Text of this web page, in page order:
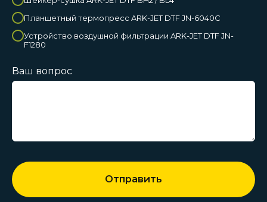
Планшетный термопресс ARK-JET DTF JN-6040С
Устройство воздушной фильтрации ARK-JET DTF JN-
F1280
Ваш вопрос
Отправить